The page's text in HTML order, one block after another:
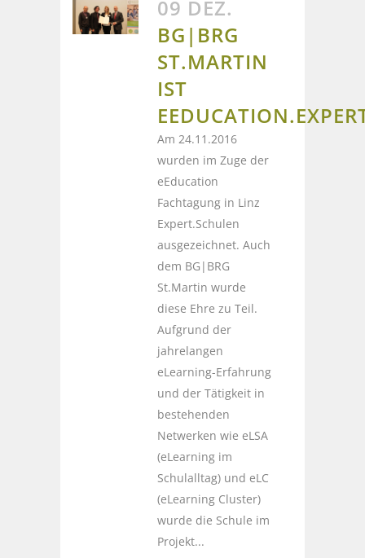
09 DEZ.
BG|BRG
ST.MARTIN
IST
Am 24.11.2016
wurden im Zuge der
eEducation
Fachtagung in Linz
Expert.Schulen
ausgezeichnet. Auch
dem BG|BRG
St.Martin wurde
diese Ehre zu Teil.
Aufgrund der
jahrelangen
eLearning-Erfahrung
und der Tätigkeit in
bestehenden
Netwerken wie eLSA
(eLearning im
Schulalltag) und eLC
(eLearning Cluster)
wurde die Schule im
Projekt...